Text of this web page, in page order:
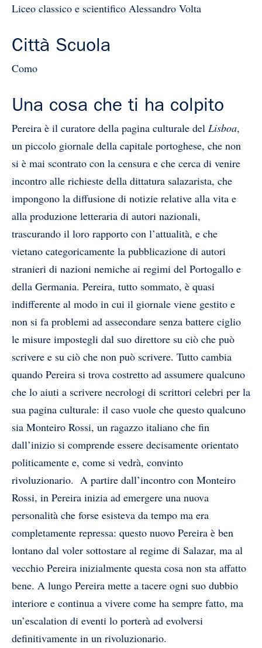
Liceo classico e scientifico Alessandro Volta
Città Scuola
Como
Una cosa che ti ha colpito
Pereira è il curatore della pagina culturale del Lisboa,
un piccolo giornale della capitale portoghese, che non
si è mai scontrato con la censura e che cerca di venire
incontro alle richieste della dittatura salazarista, che
impongono la diffusione di notizie relative alla vita e
alla produzione letteraria di autori nazionali,
trascurando il loro rapporto con l’attualità, e che
vietano categoricamente la pubblicazione di autori
stranieri di nazioni nemiche ai regimi del Portogallo e
della Germania. Pereira, tutto sommato, è quasi
indifferente al modo in cui il giornale viene gestito e
non si fa problemi ad assecondare senza battere ciglio
le misure impostegli dal suo direttore su ciò che può
scrivere e su ciò che non può scrivere. Tutto cambia
quando Pereira si trova costretto ad assumere qualcuno
che lo aiuti a scrivere necrologi di scrittori celebri per la
sua pagina culturale: il caso vuole che questo qualcuno
sia Monteiro Rossi, un ragazzo italiano che fin
dall’inizio si comprende essere decisamente orientato
politicamente e, come si vedrà, convinto
rivoluzionario. A partire dall’incontro con Monteiro
Rossi, in Pereira inizia ad emergere una nuova
personalità che forse esisteva da tempo ma era
completamente repressa: questo nuovo Pereira è ben
lontano dal voler sottostare al regime di Salazar, ma al
vecchio Pereira inizialmente questa cosa non sta affatto
bene. A lungo Pereira mette a tacere ogni suo dubbio
interiore e continua a vivere come ha sempre fatto, ma
un’escalation di eventi lo porterà ad evolversi
definitivamente in un rivoluzionario.